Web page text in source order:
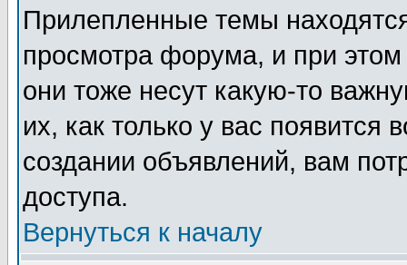
Прилепленные темы
просмотра форума, и при
они тоже несут какую-то
их, как только у вас появится
создании объявлений, вам
доступа.
Вернуться к началу